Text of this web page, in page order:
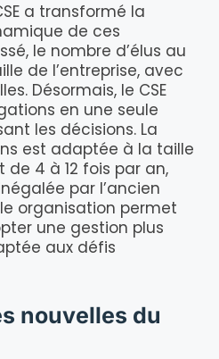
a transformé la
de ces
le nombre d’élus au
de l’entreprise, avec
Désormais, le CSE
en une seule
les décisions. La
est adaptée à la taille
de 4 à 12 fois par an,
par l’ancien
organisation permet
une gestion plus
aux défis
nouvelles du